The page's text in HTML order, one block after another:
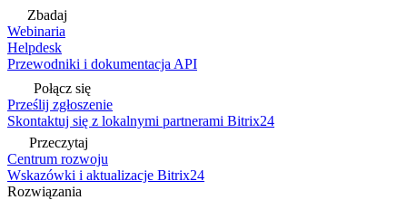
Zbadaj
Webinaria
Helpdesk
Przewodniki i dokumentacja API
Połącz się
Prześlij zgłoszenie
Skontaktuj się z lokalnymi partnerami Bitrix24
Przeczytaj
Centrum rozwoju
Wskazówki i aktualizacje Bitrix24
Rozwiązania